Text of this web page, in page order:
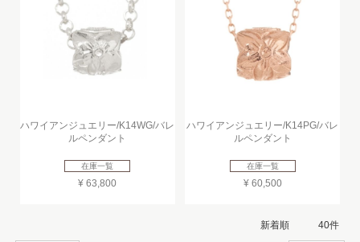
ハワイアンジュエリー/K14WG/バレ
ルペンダント
在庫一覧
¥ 63,800
ハワイアンジュエリー/K14PG/バレ
ルペンダント
在庫一覧
¥ 60,500